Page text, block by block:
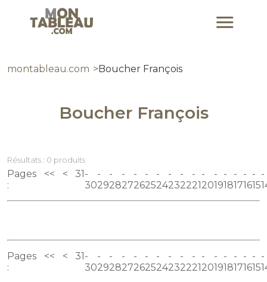
montableau.com Boucher François
Boucher François
Résultats : 0 produits
Pages
:
<< <
31
30292827262524232221 201918171615
Pages
:
<< <
31
30292827262524232221 201918171615